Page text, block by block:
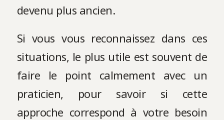
devenu plus ancien.
Si vous vous reconnaissez dans ces
situations, le plus utile est souvent de
faire le point calmement avec un
praticien, pour savoir si cette
approche correspond à votre besoin